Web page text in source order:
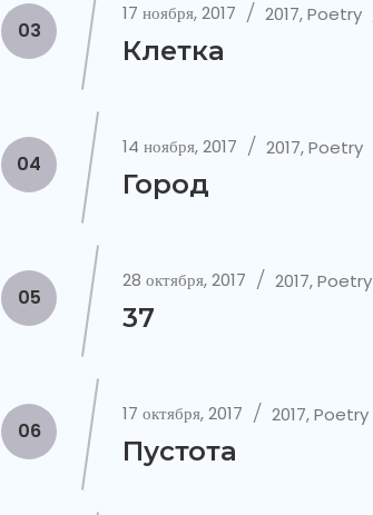
03
17 ноября, 2017 2017,Poetry
Клетка
04
14 ноября, 2017 2017,Poetry
Город
05
28 октября, 2017 2017,Poetry
37
06
17 октября, 2017 2017,Poetry
Пустота